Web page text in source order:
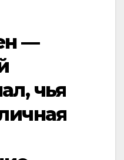
—
чья